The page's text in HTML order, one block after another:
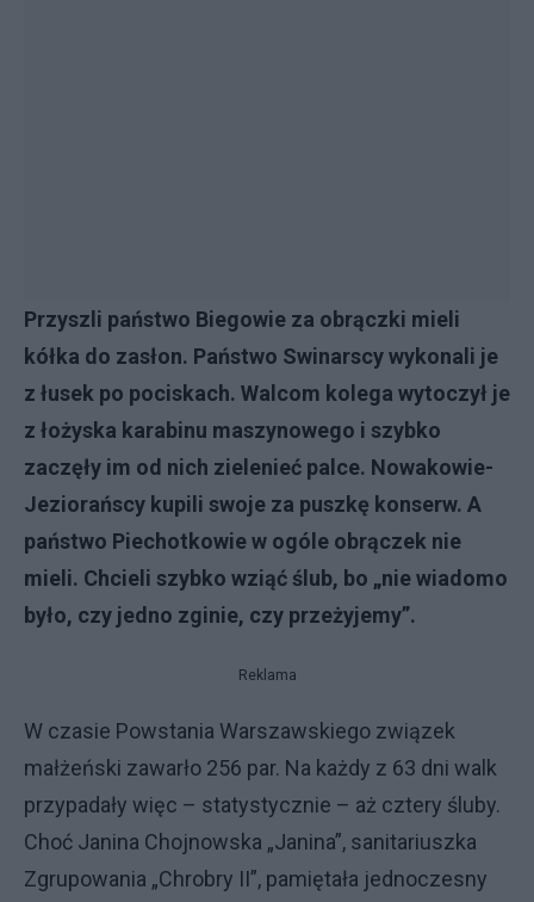
Przyszli państwo Biegowie za obrączki mieli
kółka do zasłon. Państwo Swinarscy wykonali je
z łusek po pociskach. Walcom kolega wytoczył je
z łożyska karabinu maszynowego i szybko
zaczęły im od nich zielenieć palce. Nowakowie-
Jeziorańscy kupili swoje za puszkę konserw. A
państwo Piechotkowie w ogóle obrączek nie
mieli. Chcieli szybko wziąć ślub, bo „nie wiadomo
było, czy jedno zginie, czy przeżyjemy”.
Reklama
W czasie Powstania Warszawskiego związek
małżeński zawarło 256 par. Na każdy z 63 dni walk
przypadały więc – statystycznie – aż cztery śluby.
Choć Janina Chojnowska „Janina”, sanitariuszka
Zgrupowania „Chrobry II”, pamiętała jednoczesny